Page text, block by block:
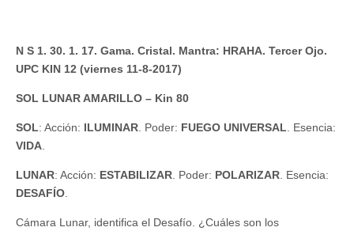
N S 1. 30. 1. 17. Gama. Cristal. Mantra: HRAHA. Tercer Ojo.
UPC KIN 12 (viernes 11-8-2017)
SOL LUNAR AMARILLO – Kin 80
SOL: Acción: ILUMINAR. Poder: FUEGO UNIVERSAL. Esencia:
VIDA.
LUNAR: Acción: ESTABILIZAR. Poder: POLARIZAR. Esencia:
DESAFÍO.
Cámara Lunar, identifica el Desafío. ¿Cuáles son los